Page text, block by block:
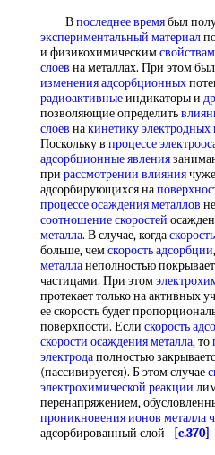
Впоследнее времябыл
экспериментальный материал
и физикохимическим
слоев на металлах. При этом
изменения адсорбционных
радиоактивныеиндикаторы и
позволяющие определить
слоев накинетику электродных
Поскольку в процессе
адсорбционные явления
при рассмотрении влияния
адсорбирующихся на
процессе осаждения металлов
соотношение скоростей
металла. В случае, когда
больше, чемскорость адсорбции,
металланеполностью
частицами. При этом
протекает только на активных
ее скорость будет
поверхпости. Если скорость
скорости осаждения металла, то
электродаполностью
(пассивируется). Б этом случае
электрохимической реакции
перенапряжением,
проникновения ионов металла
адсорбированный слой
[c.370]